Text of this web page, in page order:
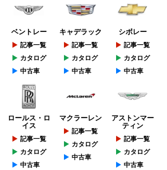
ベントレー
記事一覧
カタログ
中古車
キャデラック
記事一覧
カタログ
中古車
シボレー
記事一覧
カタログ
中古車
ロールス・ロ
イス
記事一覧
カタログ
中古車
マクラーレン
記事一覧
カタログ
中古車
アストンマー
ティン
記事一覧
カタログ
中古車